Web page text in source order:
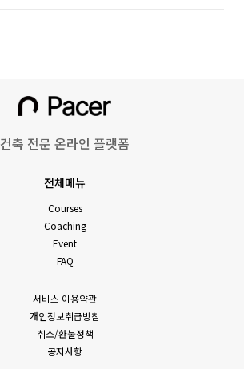
건축 전문 온라인 플랫폼
전체메뉴
Courses
Coaching
Event
FAQ
서비스 이용약관
개인정보취급방침
취소/환불정책
공지사항